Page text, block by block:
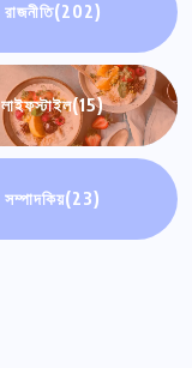
রাজনীতি(202)
লাইফস্টাইল(15)
সম্পাদকিয়(23)